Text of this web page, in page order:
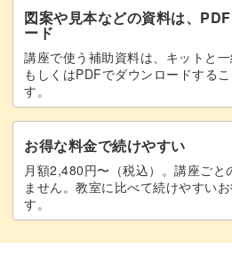
図案や見本などの資料は、
ード
講座で使う補助資料は、キットと一
もしくはPDFでダウンロードする
す。
お得な料金で続けやすい
月額2,480円〜（税込）。講座ごと
ません。教室に比べて続けやすい
す。